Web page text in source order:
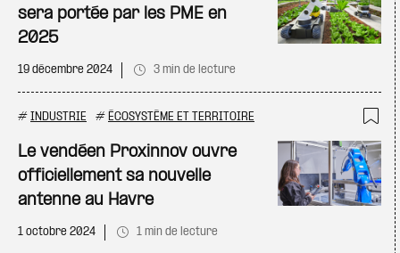
sera portée par les PME en
2025
19 décembre 2024 3 min de lecture
# INDUSTRIE # ÉCOSYSTÈME ET TERRITOIRE
Le vendéen Proxinnov ouvre
officiellement sa nouvelle
antenne au Havre
1 octobre 2024 1 min de lecture